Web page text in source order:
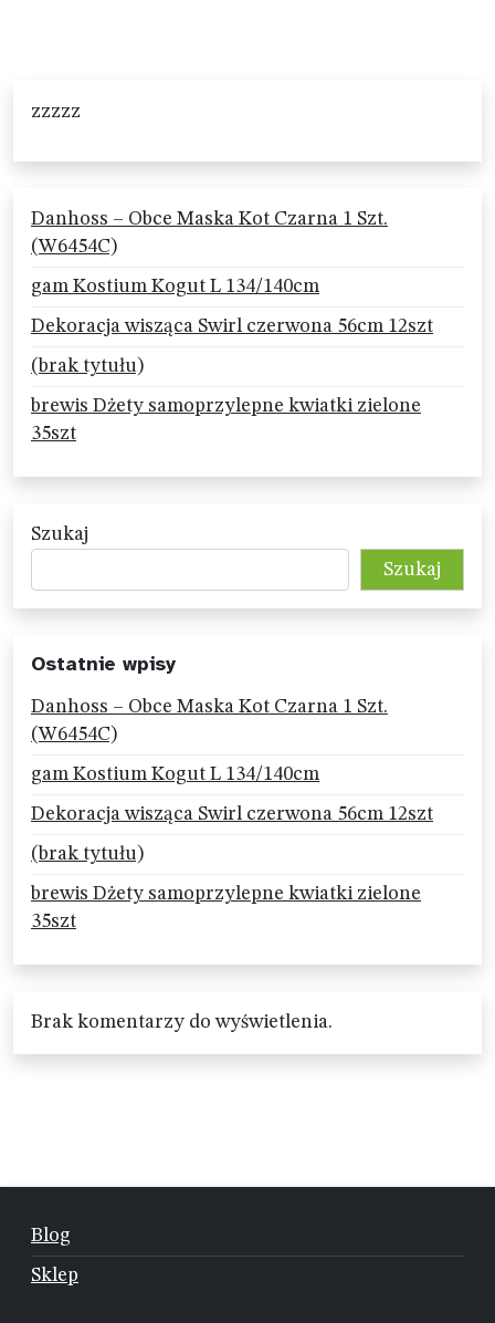
zzzzz
Danhoss – Obce Maska Kot Czarna 1 Szt.
(W6454C)
gam Kostium Kogut L 134/140cm
Dekoracja wisząca Swirl czerwona 56cm 12szt
(brak tytułu)
brewis Dżety samoprzylepne kwiatki zielone
35szt
Szukaj
Szukaj
Ostatnie wpisy
Danhoss – Obce Maska Kot Czarna 1 Szt.
(W6454C)
gam Kostium Kogut L 134/140cm
Dekoracja wisząca Swirl czerwona 56cm 12szt
(brak tytułu)
brewis Dżety samoprzylepne kwiatki zielone
35szt
Brak komentarzy do wyświetlenia.
Blog
Sklep